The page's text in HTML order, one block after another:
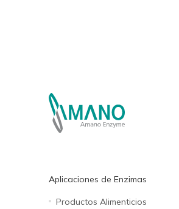
Aplicaciones de Enzimas
Productos Alimenticios